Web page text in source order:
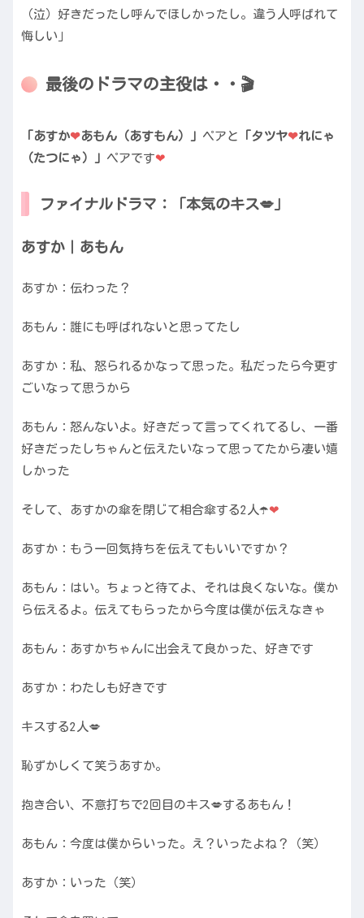
（泣）好きだったし呼んでほしかったし。違う人呼ばれて
悔しい」
最後のドラマの主役は・・🎬
「あすか❤︎あもん（あすもん）」 ペアと 「タツヤ❤︎れにゃ
（たつにゃ）」 ペアです❤︎
ファイナルドラマ：「本気のキス💋」
あすか｜あもん
あすか：伝わった？
あもん：誰にも呼ばれないと思ってたし
あすか：私、怒られるかなって思った。私だったら今更す
ごいなって思うから
あもん：怒んないよ。好きだって言ってくれてるし、一番
好きだったしちゃんと伝えたいなって思ってたから凄い嬉
しかった
そして、あすかの傘を閉じて相合傘する2人☂️❤︎
あすか：もう一回気持ちを伝えてもいいですか？
あもん：はい。ちょっと待てよ、それは良くないな。僕か
ら伝えるよ。伝えてもらったから今度は僕が伝えなきゃ
あもん：あすかちゃんに出会えて良かった、好きです
あすか：わたしも好きです
キスする2人💋
恥ずかしくて笑うあすか。
抱き合い、不意打ちで2回目のキス💋するあもん！
あもん：今度は僕からいった。え？いったよね？（笑）
あすか：いった（笑）